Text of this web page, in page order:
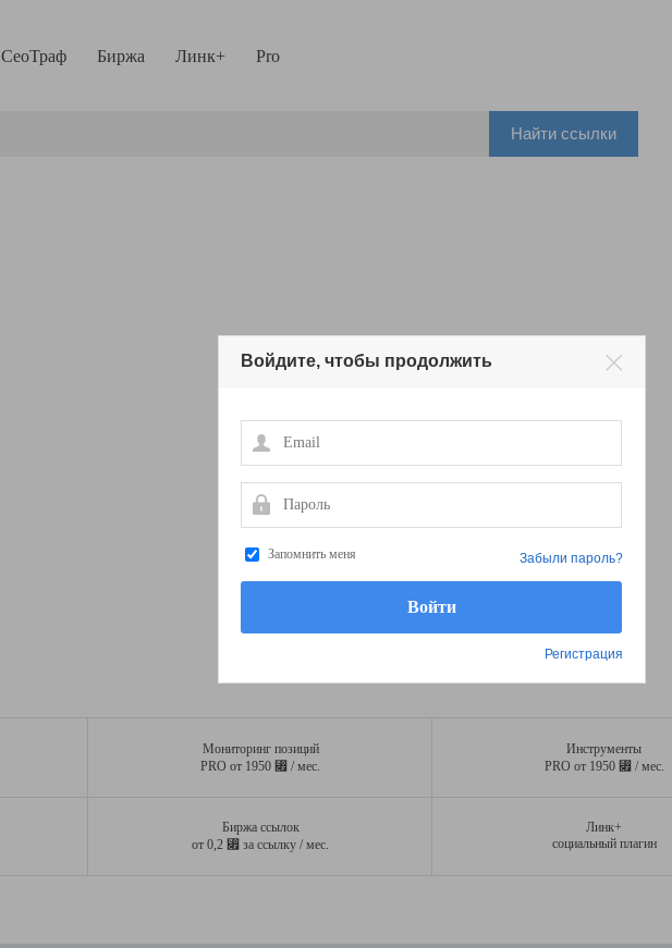
СеоТраф Биржа Линк+ Pro
Найти ссылки
Мониторинг позиций
PRO от 1950 ⃏ / мес.
Инструменты
PRO от 1950 ⃏ / мес.
Биржа ссылок
от 0,2 ⃏ за ссылку / мес.
Линк+
социальный плагин
Войдите, чтобы продолжить
Email
Пароль
Запомнить меня
Регистрация
Забыли пароль?